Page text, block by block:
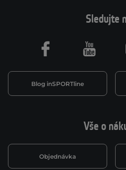
Vše o
Objednávka
Sledujte
Blog inSPORTline
Facebook Youtube